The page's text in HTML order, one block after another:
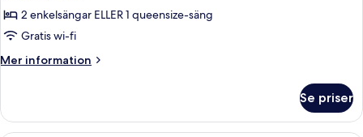
rum
(Panoramic
2 enkelsängar ELLER 1 queensize-säng
Gratis wi-fi
Mer information
Mer
rum
(Panoramic
Se priser